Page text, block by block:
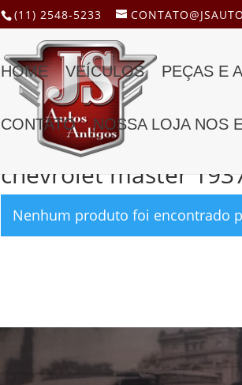
(11) 2548-5233
HOME VEÍCULOS PEÇAS E
CONTATO NOSSA LOJA NOS
/ Produtos marcados com a tag
chevrolet master
Nenhum produto foi encontrado